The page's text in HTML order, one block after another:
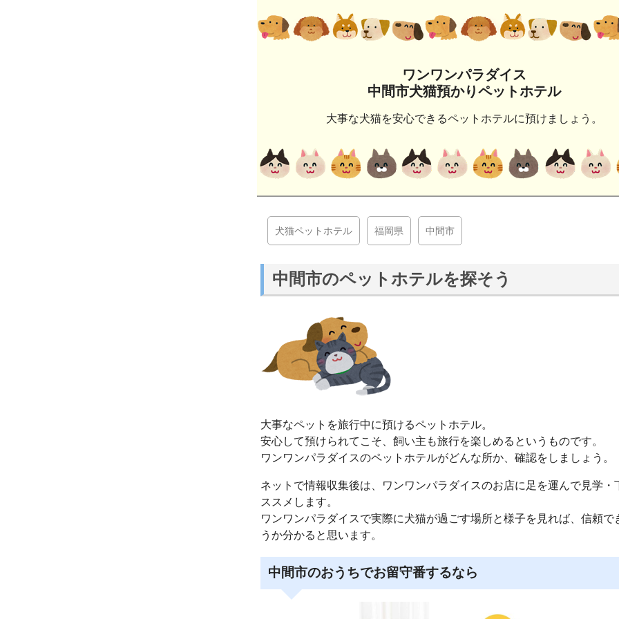
ワンワンパラダイス
中間市犬猫預かりペットホテル
大事な犬猫を安心できるペットホテルに預けましょう。
犬猫ペットホテル 福岡県 中間市
中間市のペットホテルを探そう
大事なペットを旅行中に預けるペットホテル。
安心して預けられてこそ、飼い主も旅行を楽しめるというものです。
ワンワンパラダイスのペットホテルがどんな所か、確認をしましょう。
ネットで情報収集後は、ワンワンパラダイスのお店に足を運んで見学・
ススメします。
ワンワンパラダイスで実際に犬猫が過ごす場所と様子を見れば、信頼で
うか分かると思います。
中間市のおうちでお留守番するなら